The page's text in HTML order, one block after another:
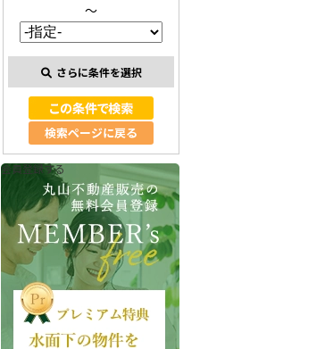
～
さらに条件を選択
検索ページに戻る
会員登録する